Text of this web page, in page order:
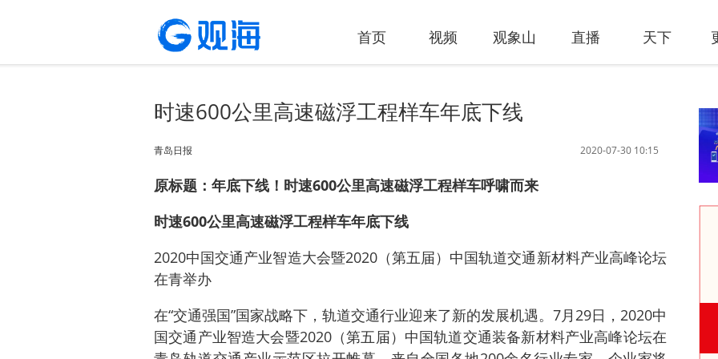
首页 视频 观象山 直播 天下
时速600公里高速磁浮工程样车年底下线
2020-07-30 10:15
青岛日报
原标题：年底下线！时速600公里高速磁浮工程样车呼啸而来
时速600公里高速磁浮工程样车年底下线
2020中国交通产业智造大会暨2020（第五届）中国轨道交通新材料产业高峰论坛
在青举办
在“交通强国”国家战略下，轨道交通行业迎来了新的发展机遇。7月29日，2020中
国交通产业智造大会暨2020（第五届）中国轨道交通装备新材料产业高峰论坛在